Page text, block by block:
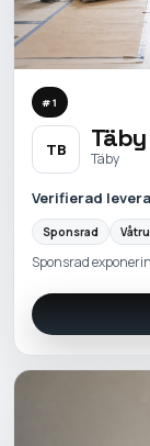
#1
TB Täby
Verifierad
Sponsrad
Sponsrad